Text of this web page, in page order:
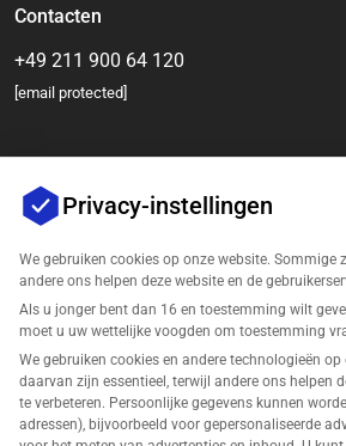
Contacten
+49 211 900 64 120
[email protected]
Bedrijf
Ondersteuning
Oplossingen voor Amazon
Privacy-instellingen
We gebruiken cookies op onze website. Sommige
andere ons helpen deze website en de
Als u jonger bent dan 16 en toestemming wilt
moet u uw wettelijke voogden om toestemming
We gebruiken cookies en andere technologieën
daarvan zijn essentieel, terwijl andere ons helpen
te verbeteren. Persoonlijke gegevens kunnen
adressen), bijvoorbeeld voor gepersonaliseerde